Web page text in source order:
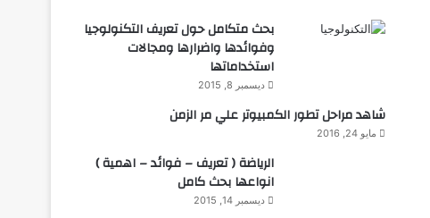
بحث متكامل حول تعريف التكنولوجيا
وفوائدها واضرارها ومجالات
استخداماتها
ديسمبر 8, 2015
شاهد مراحل تطور الكمبيوتر علي مر الزمن
مايو 24, 2016
الرياضة ( تعريف – فوائد – اهمية )
انواعها بحث كامل
ديسمبر 14, 2015